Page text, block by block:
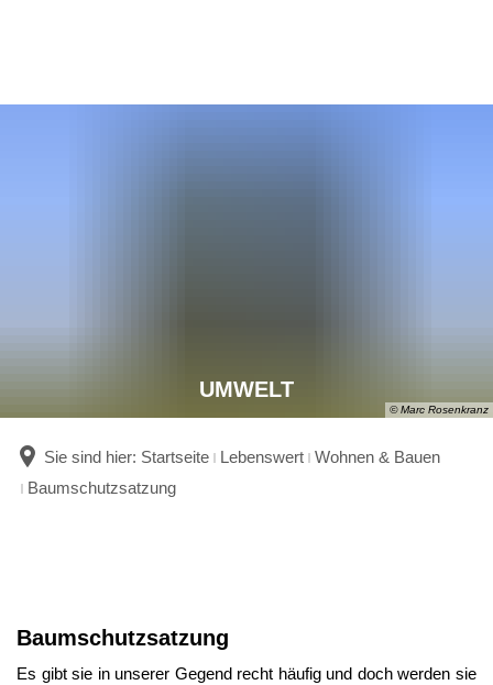
© Marc Rosenkranz
UMWELT
Sie sind hier: Startseite Lebenswert Wohnen & Bauen
Baumschutzsatzung
Baumschutzsatzung
Es gibt sie in unserer Gegend recht häufig und doch werden sie